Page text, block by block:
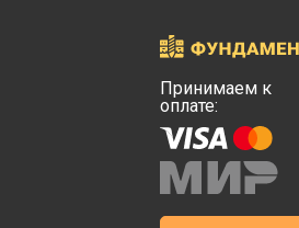
Принимаем к
оплате: